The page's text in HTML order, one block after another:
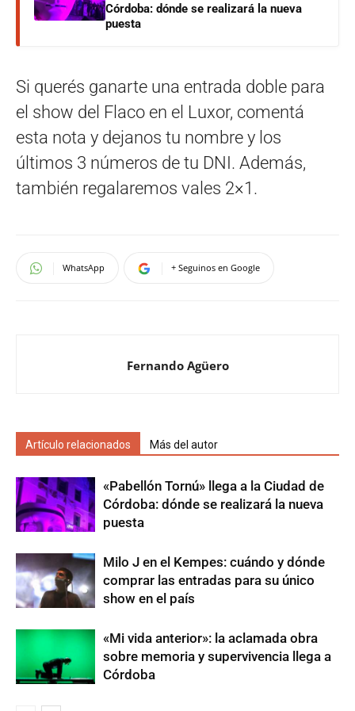
Córdoba: dónde se realizará la nueva
puesta
Si querés ganarte una entrada doble para
el show del Flaco en el Luxor, comentá
esta nota y dejanos tu nombre y los
últimos 3 números de tu DNI. Además,
también regalaremos vales 2×1.
WhatsApp + Seguinos en Google
Fernando Agüero
Artículo relacionados Más del autor
«Pabellón Tornú» llega a la Ciudad de
Córdoba: dónde se realizará la nueva
puesta
Milo J en el Kempes: cuándo y dónde
comprar las entradas para su único
show en el país
«Mi vida anterior»: la aclamada obra
sobre memoria y supervivencia llega a
Córdoba